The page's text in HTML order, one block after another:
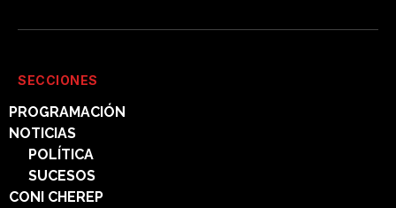
SECCIONES
PROGRAMACIÓN
NOTICIAS
POLÍTICA
SUCESOS
CONI CHEREP